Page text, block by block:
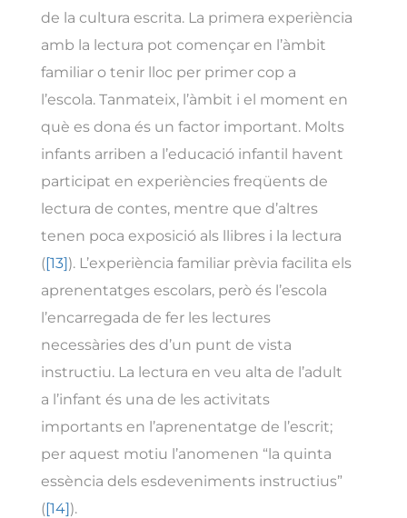
de la cultura escrita. La primera experiència
amb la lectura pot començar en l’àmbit
familiar o tenir lloc per primer cop a
l’escola. Tanmateix, l’àmbit i el moment en
què es dona és un factor important. Molts
infants arriben a l’educació infantil havent
participat en experiències freqüents de
lectura de contes, mentre que d’altres
tenen poca exposició als llibres i la lectura
([13]). L’experiència familiar prèvia facilita els
aprenentatges escolars, però és l’escola
l’encarregada de fer les lectures
necessàries des d’un punt de vista
instructiu. La lectura en veu alta de l’adult
a l’infant és una de les activitats
importants en l’aprenentatge de l’escrit;
per aquest motiu l’anomenen “la quinta
essència dels esdeveniments instructius”
([14]).